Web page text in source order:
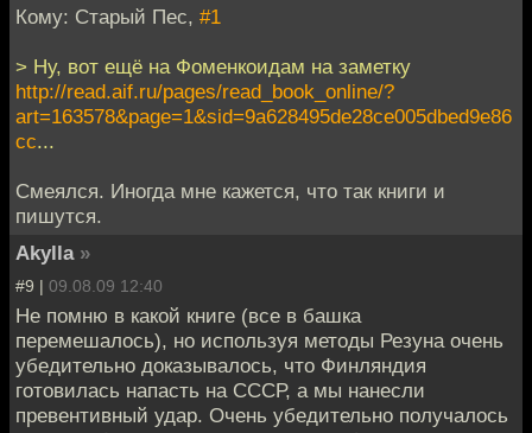
Кому: Старый Пес, #1
> Ну, вот ещё на Фоменкоидам на заметку
http://read.aif.ru/pages/read_book_online/?
art=163578&page=1&sid=9a628495de28ce005dbed9e86
cc...
Смеялся. Иногда мне кажется, что так книги и
пишутся.
Akylla »
#9 | 09.08.09 12:40
Не помню в какой книге (все в башка
перемешалось), но используя методы Резуна очень
убедительно доказывалось, что Финляндия
готовилась напасть на СССР, а мы нанесли
превентивный удар. Очень убедительно получалось